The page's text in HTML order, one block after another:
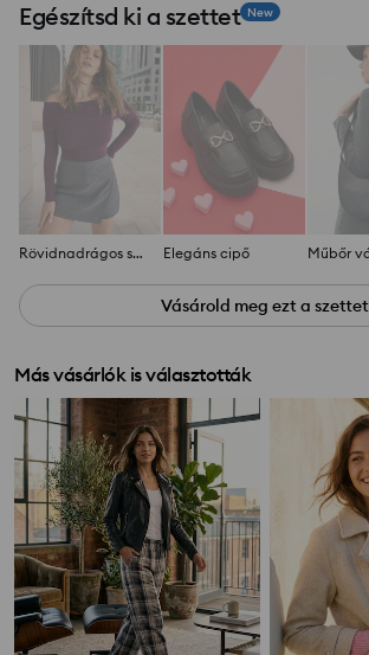
Egészítsd ki a szettet New
Rövidnadrágos szoknya Elegáns cipő Műbőr
Vásárold meg ezt a szettet
Más vásárlók is választották